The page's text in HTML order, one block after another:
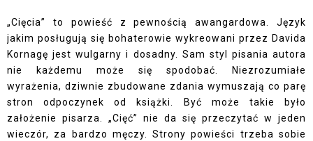
„Cięcia” to powieść z pewnością awangardowa. Język
jakim posługują się bohaterowie wykreowani przez Davida
Kornagę jest wulgarny i dosadny. Sam styl pisania autora
nie każdemu może się spodobać. Niezrozumiałe
wyrażenia, dziwnie zbudowane zdania wymuszają co parę
stron odpoczynek od książki. Być może takie było
założenie pisarza. „Cięć” nie da się przeczytać w jeden
wieczór, za bardzo męczy. Strony powieści trzeba sobie